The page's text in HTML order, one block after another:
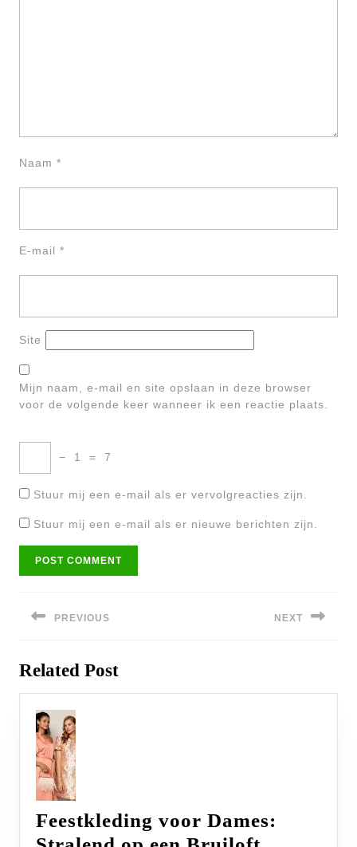
Naam *
E-mail *
Site
Mijn naam, e-mail en site opslaan in deze browser
voor de volgende keer wanneer ik een reactie plaats.
− 1 = 7
Stuur mij een e-mail als er vervolgreacties zijn.
Stuur mij een e-mail als er nieuwe berichten zijn.
navigatie
PREVIOUS
post:
NEXT
Related Post
Feestkleding voor Dames: